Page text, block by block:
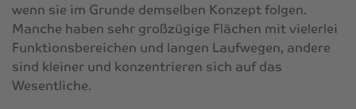
wenn sie im Grunde demselben Konzept folgen.
Manche haben sehr großzügige Flächen mit vielerlei
Funktionsbereichen und langen Laufwegen, andere
sind kleiner und konzentrieren sich auf das
Wesentliche.